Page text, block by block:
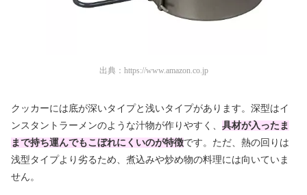
出典： https://www.amazon.co.jp
クッカーには底が深いタイプと浅いタイプがあります。深型はイ
ンスタントラーメンのような汁物が作りやすく、 具材が入ったま
まで持ち運んでもこぼれにくいのが特徴です。ただ、熱の回りは
浅型タイプより劣るため、煮込みや炒め物の料理には向いていま
せん。